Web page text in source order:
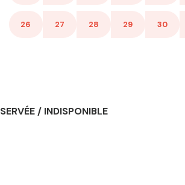
26 27 28 29 30
/ INDISPONIBLE